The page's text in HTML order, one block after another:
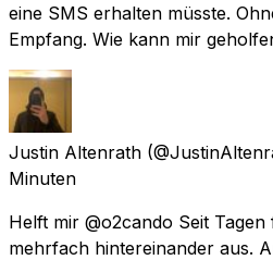
eine SMS erhalten müsste.
Empfang. Wie kann mir
Justin Altenrath
Minuten
Helft mir @o2cando Seit
mehrfach hintereinander aus.